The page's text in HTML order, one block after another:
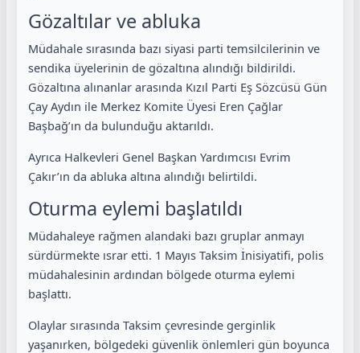
Gözaltılar ve abluka
Müdahale sırasında bazı siyasi parti temsilcilerinin ve
sendika üyelerinin de gözaltına alındığı bildirildi.
Gözaltına alınanlar arasında Kızıl Parti Eş Sözcüsü Gün
Çay Aydın ile Merkez Komite Üyesi Eren Çağlar
Başbağ’ın da bulunduğu aktarıldı.
Ayrıca Halkevleri Genel Başkan Yardımcısı Evrim
Çakır’ın da abluka altına alındığı belirtildi.
Oturma eylemi başlatıldı
Müdahaleye rağmen alandaki bazı gruplar anmayı
sürdürmekte ısrar etti. 1 Mayıs Taksim İnisiyatifi, polis
müdahalesinin ardından bölgede oturma eylemi
başlattı.
Olaylar sırasında Taksim çevresinde gerginlik
yaşanırken, bölgedeki güvenlik önlemleri gün boyunca